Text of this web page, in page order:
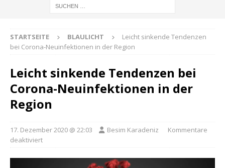
STARTSEITE BLAULICHT
Leicht sinkende Tendenzen
bei Corona-Neuinfektionen in der Region
Leicht sinkende Tendenzen bei
Corona-Neuinfektionen in der
Region
17. Dezember 2020 @ 22:03 Besim Karadeniz
Kommentare
deaktiviert